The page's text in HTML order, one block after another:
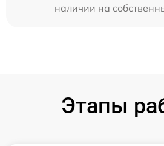
наличии на
Этапы